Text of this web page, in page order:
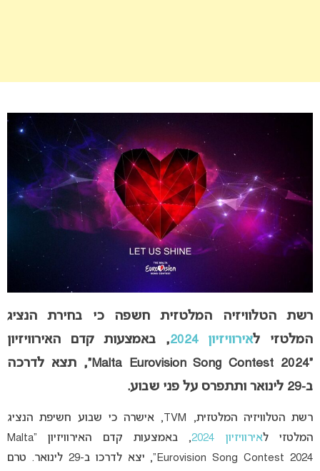
רשת הטלוויזיה המלטזית חשפה כי בחירת הנציג
המלטזי לאירוויזיון 2024
, באמצעות קדם האירוויזיון
“Malta Eurovision Song Contest 2024”, תצא לדרכה
ב-29 לינואר ותתפרס על פני שבוע.
רשת הטלוויזיה המלטזית, TVM, אישרה כי שבוע חשיפת הנציג
המלטזי לאירוויזיון 2024
, באמצעות קדם האירוויזיון “Malta
Eurovision Song Contest 2024”, יצא לדרכו ב-29 לינואר. טרם